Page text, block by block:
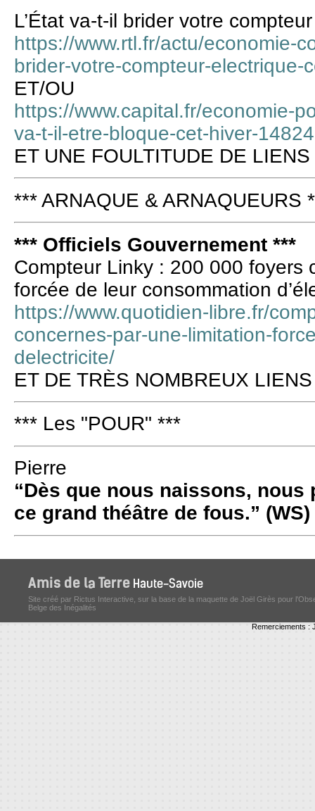
L’État va-t-il brider votre
https://www.rtl.fr/actu/economie-
brider-votre-compteur-electrique-
ET/OU
https://www.capital.fr/economie-
va-t-il-etre-bloque-cet-hiver-
ET UNE FOULTITUDE DE LIENS
*** ARNAQUE & ARNAQUEURS
*** Officiels Gouvernement ***
Compteur Linky : 200 000 foyers
forcée de leur consommation
https://www.quotidien-libre.fr/
concernes-par-une-limitation-
delectricite/
ET DE TRÈS NOMBREUX LIENS
*** Les "POUR" ***
Pierre
“Dès que nous naissons, nous
ce grand théâtre de fous.” (WS)
Site créé par Rictus Interactive, sur la base de la maquette de Joël Girès pour
Belge des Inégalités
Remerciements :